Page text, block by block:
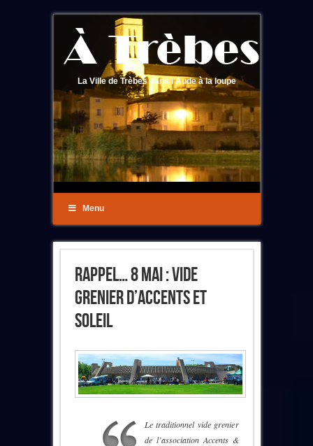
La Ville de Trèbes dans l'Aude à la loupe
Menu
Rappel… 8 Mai : Vide
Grenier D’Accents Et
Soleil
Le traditionnel vide grenier
de l’association Accents &